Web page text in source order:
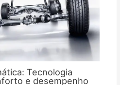
Tecnologia
e desempenho